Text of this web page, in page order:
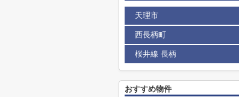
天理市
西長柄町
桜井線 長柄
おすすめ物件